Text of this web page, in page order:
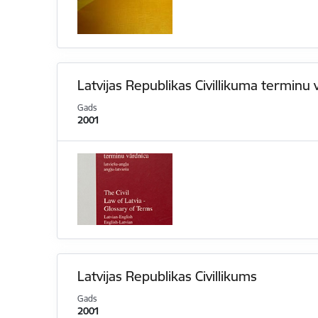
Latvijas Republikas Civillikuma terminu
Gads
2001
Latvijas Republikas Civillikums
Gads
2001